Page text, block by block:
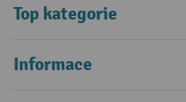
Top kategorie
Informace